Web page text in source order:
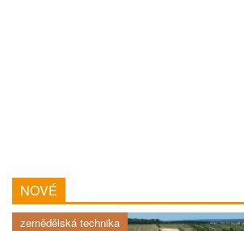
NOVÉ
zemědělská technika